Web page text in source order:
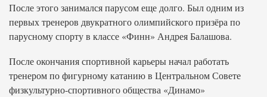
После этого занимался парусом еще долго. Был одним из
первых тренеров двукратного олимпийского призёра по
парусному спорту в классе «Финн» Андрея Балашова.
После окончания спортивной карьеры начал работать
тренером по фигурному катанию в Центральном Совете
физкультурно-спортивного общества «Динамо»